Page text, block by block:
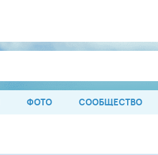
ФОТО СООБЩЕСТВО